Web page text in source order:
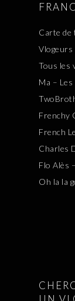
Carte de
Vlogeurs
Tous les
Ma –
Frenchy
French
Charles
Flo Alès
Oh la la